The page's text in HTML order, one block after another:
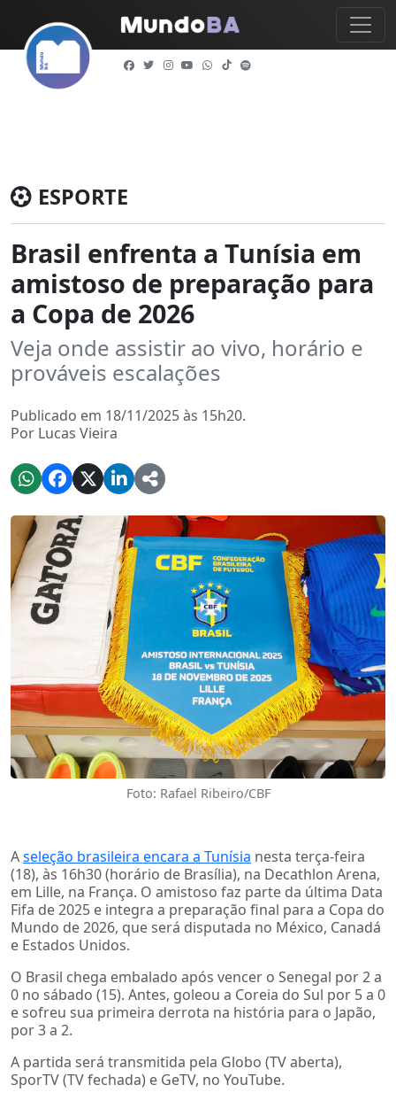
ESPORTE
Brasil enfrenta a Tunísia em
amistoso de preparação para
a Copa de 2026
Veja onde assistir ao vivo, horário e
prováveis escalações
Publicado em 18/11/2025 às 15h20.
Por Lucas Vieira
Foto: Rafael Ribeiro/CBF
Aseleção brasileira encara a Tunísia nesta terça-feira
(18), às 16h30 (horário de Brasília), na Decathlon Arena,
em Lille, na França. O amistoso faz parte da última Data
Fifa de 2025 e integra a preparação final para a Copa do
Mundo de 2026, que será disputada no México, Canadá
e Estados Unidos.
O Brasil chega embalado após vencer o Senegal por 2 a
0 no sábado (15). Antes, goleou a Coreia do Sul por 5 a 0
e sofreu sua primeira derrota na história para o Japão,
por 3 a 2.
A partida será transmitida pela Globo (TV aberta),
SporTV (TV fechada) e GeTV, no YouTube.